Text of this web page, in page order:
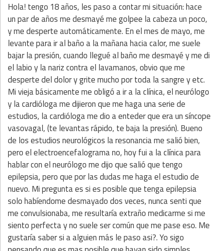
Hola! tengo 18 años, les paso a contar mi situación: hace
un par de años me desmayé me golpee la cabeza un poco,
y me desperte automáticamente. En el mes de mayo, me
levante para ir al baño a la mañana hacia calor, me suele
bajar la presión, cuando llegué al baño me desmayé y me di
el labio y la nariz contra el lavamanos, obvio que me
desperte del dolor y grite mucho por toda la sangre y etc.
Mi vieja básicamente me obligó a ir a la clínica, el neurólogo
y la cardióloga me dijieron que me haga una serie de
estudios, la cardióloga me dio a enteder que era un síncope
vasovagal, (te levantas rápido, te baja la presión). Bueno
de los estudios neurológicos la resonancia me salió bien,
pero el electroencefalograma no, hoy fui a la clínica para
hablar con el neurólogo me dijo que salió que tengo
epilepsia, pero que por las dudas me haga el estudio de
nuevo. Mi pregunta es si es posible que tenga epilepsia
solo habíendome desmayado dos veces, nunca senti que
me convulsionaba, me resultaría extraño medicarme si me
siento perfecta y no suele ser común que me pase eso. Me
gustaría saber si a alguien más le paso asi?. Yo sigo